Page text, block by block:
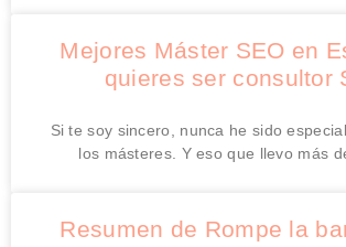
Mejores Máster SEO en
quieres ser consultor
Si te soy sincero, nunca he sido
los másteres. Y eso que llevo más
Resumen de Rompe la